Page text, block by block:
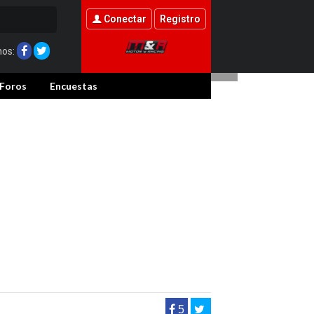
Conectar Registro
Foros Encuestas
test' de la
5